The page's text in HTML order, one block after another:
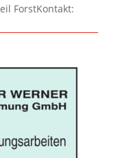
ForstKontakt: